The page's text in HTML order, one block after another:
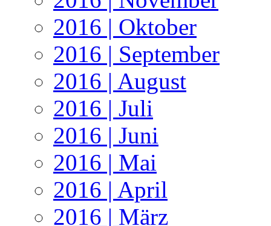
2016 | Oktober
2016 | September
2016 | August
2016 | Juli
2016 | Juni
2016 | Mai
2016 | April
2016 | März